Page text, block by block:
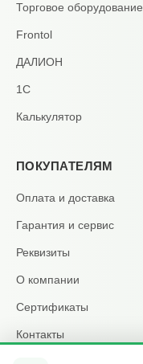
Торговое оборудование
Frontol
ДАЛИОН
1С
Калькулятор
ПОКУПАТЕЛЯМ
Оплата и доставка
Гарантия и сервис
Реквизиты
О компании
Сертификаты
Контакты